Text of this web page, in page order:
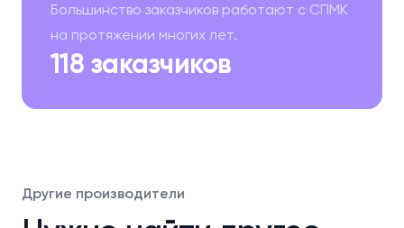
118 заказчиков
Большинство заказчиков работают с СПМК
на протяжении многих лет.
Другие производители